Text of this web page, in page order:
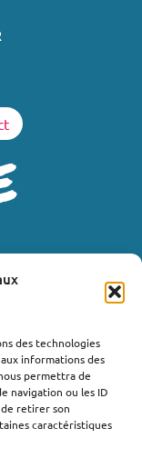
des technologies
informations des
permettra de
navigation ou les ID
retirer son
caractéristiques